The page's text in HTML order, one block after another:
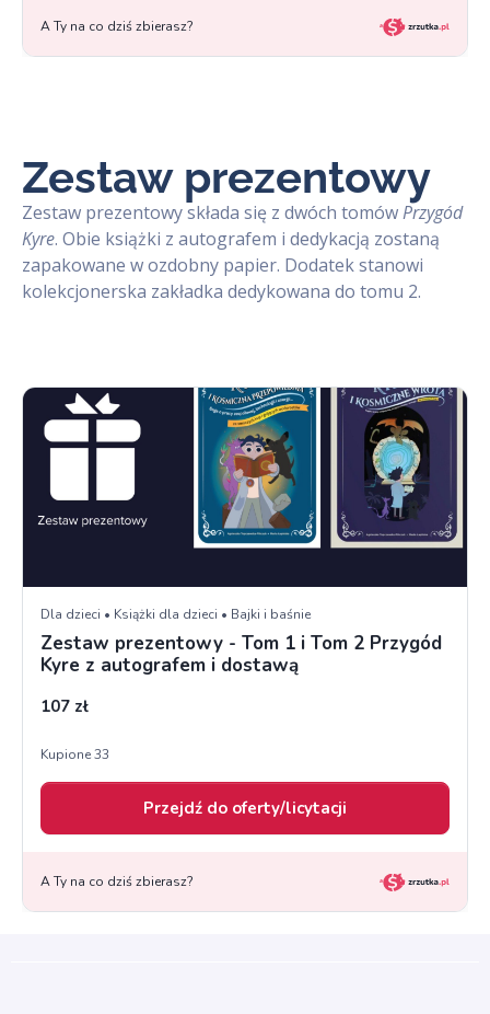
Zestaw prezentowy
Zestaw prezentowy składa się z dwóch tomówPrzygód
Kyre. Obie książki z autografem i dedykacją zostaną
zapakowane w ozdobny papier. Dodatek stanowi
kolekcjonerska zakładka dedykowana do tomu 2.